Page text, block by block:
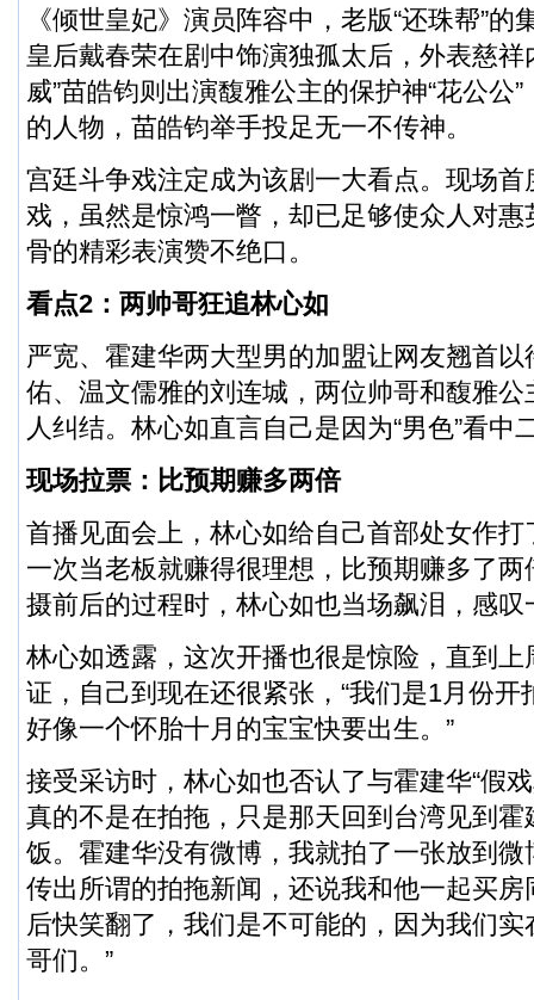
《倾世皇妃》演员阵容中，老版“还珠帮”的
皇后戴春荣在剧中饰演独孤太后，外表慈祥
威”苗皓钧则出演馥雅公主的保护神“花公公
的人物，苗皓钧举手投足无一不传神。
宫廷斗争戏注定成为该剧一大看点。现场
戏，虽然是惊鸿一瞥，却已足够使众人对
骨的精彩表演赞不绝口。
看点2：两帅哥狂追林心如
严宽、霍建华两大型男的加盟让网友翘首
佑、温文儒雅的刘连城，两位帅哥和馥雅
人纠结。林心如直言自己是因为“男色”看中
现场拉票：比预期赚多两倍
首播见面会上，林心如给自己首部处女作
一次当老板就赚得很理想，比预期赚多了
摄前后的过程时，林心如也当场飙泪，感
林心如透露，这次开播也很是惊险，直到
证，自己到现在还很紧张，“我们是1月份开
好像一个怀胎十月的宝宝快要出生。”
接受采访时，林心如也否认了与霍建华“假
真的不是在拍拖，只是那天回到台湾见到
饭。霍建华没有微博，我就拍了一张放到
传出所谓的拍拖新闻，还说我和他一起买
后快笑翻了，我们是不可能的，因为我们
哥们。”